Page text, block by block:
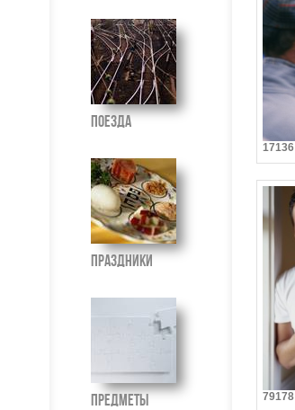
Поезда
Праздники
Предметы
17136
79178